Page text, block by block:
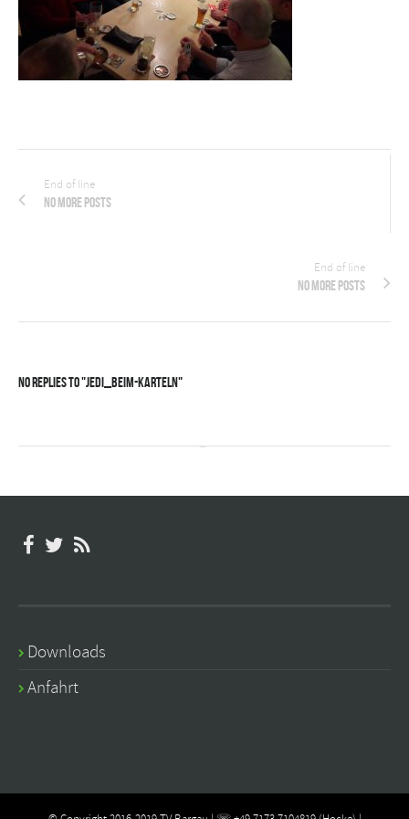
End of line
No more posts
End of line
No more posts
No Replies to "jedi_beim-karteln"
Downloads
Anfahrt